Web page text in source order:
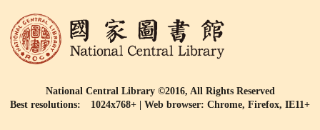
National Central Library ©2016, All Rights Reserved
Best resolutions: 1024x768+ | Web browser: Chrome, Firefox, IE11+